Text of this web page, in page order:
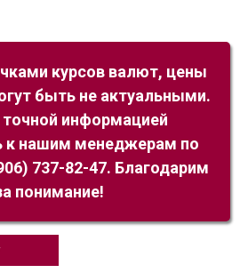
курсов валют, цены
быть не актуальными.
информацией
к нашим менеджерам по
737-82-47. Благодарим
понимание!